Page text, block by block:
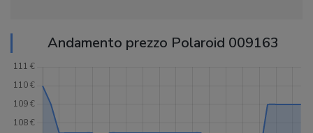
Andamento prezzo Polaroid 009163